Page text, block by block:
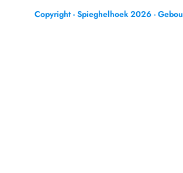
Copyright - Spieghelhoek 2026 -